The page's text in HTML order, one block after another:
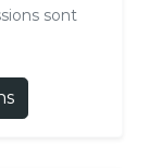
sont